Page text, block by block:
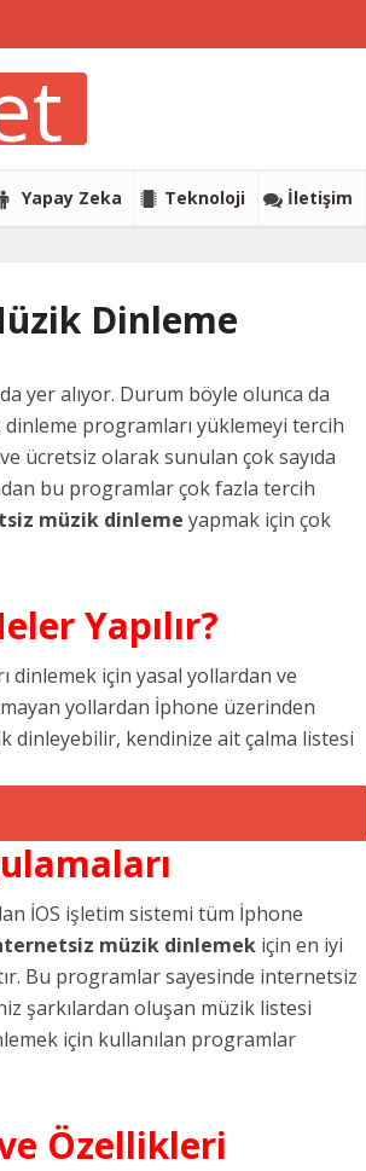
Yapay Zeka Teknoloji İletişim
Dinleme
yer alıyor. Durum böyle olunca da
programları yüklemeyi tercih
ücretsiz olarak sunulan çok sayıda
bu programlar çok fazla tercih
müzik dinleme yapmak için çok
Yapılır?
dinlemek için yasal yollardan ve
yollardan İphone üzerinden
dinleyebilir, kendinize ait çalma listesi
İOS işletim sistemi tüm İphone
müzik dinlemek için en iyi
Bu programlar sayesinde internetsiz
şarkılardan oluşan müzik listesi
için kullanılan programlar
Özellikleri